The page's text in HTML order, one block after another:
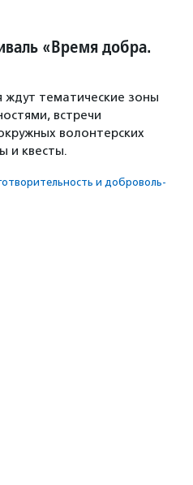
«Время добра.
ждут тематические зоны
встречи
волонтерских
и квесты.
и доброволь­